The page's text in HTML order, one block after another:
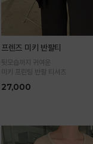
프렌즈 미키 반팔티
뒷모습까지 귀여운
미키 프린팅 반팔 티셔츠
27,000